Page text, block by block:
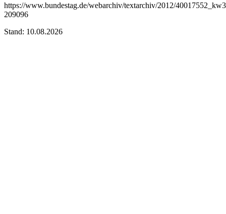
https://www.bundestag.de/webarchiv/textarchiv/2012/
209096
Stand: 10.08.2026